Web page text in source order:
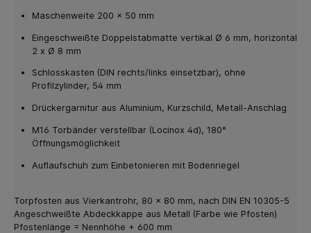
Maschenweite 200 x 50 mm
Eingeschweißte Doppelstabmatte vertikal Ø 6 mm, horizontal
2 x Ø 8 mm
Schlosskasten (DIN rechts/links einsetzbar), ohne
Profilzylinder, 54 mm
Drückergarnitur aus Aluminium, Kurzschild, Metall-Anschlag
M16 Torbänder verstellbar (Locinox 4d), 180°
Öffnungsmöglichkeit
Auflaufschuh zum Einbetonieren mit Bodenriegel
Torpfosten aus Vierkantrohr, 80 x 80 mm, nach DIN EN 10305-5
Angeschweißte Abdeckkappe aus Metall (Farbe wie Pfosten)
Pfostenlänge = Nennhöhe + 600 mm